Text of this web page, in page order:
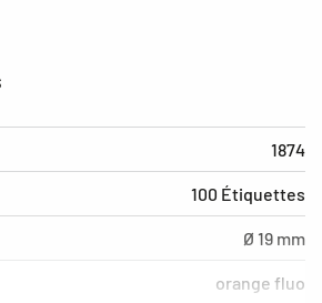
1874
100 Étiquettes
Ø 19 mm
orange fluo